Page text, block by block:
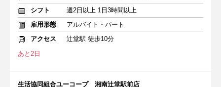
シフト
週2日以上 1日3時間以上
雇用形態
アルバイト・パート
アクセス
辻堂駅 徒歩10分
あと2日
生活協同組合ユーコープ 湘南辻堂駅前店